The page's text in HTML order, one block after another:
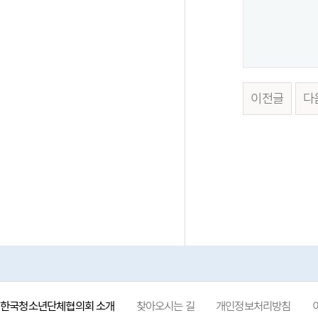
이전글 다
한국청소년단체협의회 소개 찾아오시는 길 개인정보처리방침